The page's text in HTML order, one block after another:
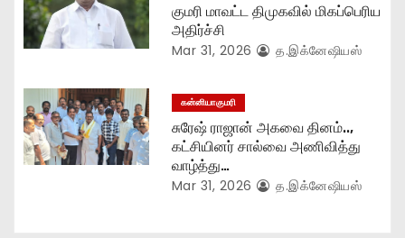
குமரி மாவட்ட திமுகவில் மிகப்பெரிய
அதிர்ச்சி
Mar 31, 2026 த.இக்னேஷியஸ்
கன்னியாகுமரி
சுரேஷ் ராஜான் அகவை தினம்..,
கட்சியினர் சால்வை அணிவித்து
வாழ்த்து…
Mar 31, 2026 த.இக்னேஷியஸ்